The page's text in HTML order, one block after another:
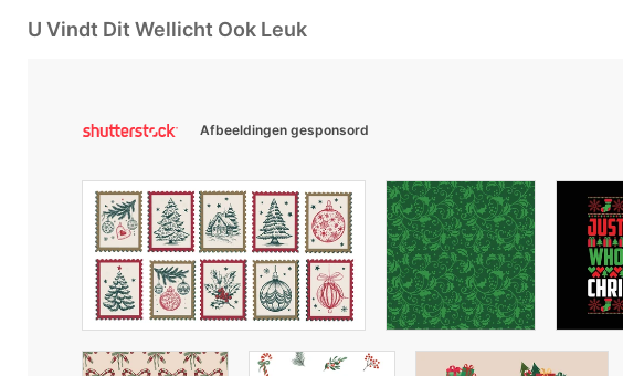
U Vindt Dit Wellicht Ook Leuk
Afbeeldingen gesponsord